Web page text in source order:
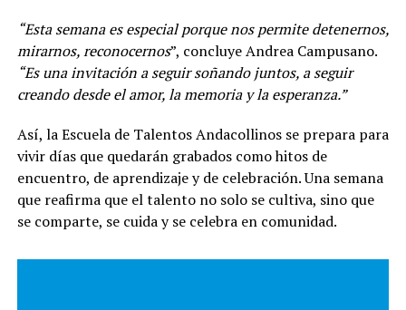
“Esta semana es especial porque nos permite detenernos,
mirarnos, reconocernos”, concluye Andrea Campusano.
“Es una invitación a seguir soñando juntos, a seguir
creando desde el amor, la memoria y la esperanza.”
Así, la Escuela de Talentos Andacollinos se prepara para
vivir días que quedarán grabados como hitos de
encuentro, de aprendizaje y de celebración. Una semana
que reafirma que el talento no solo se cultiva, sino que
se comparte, se cuida y se celebra en comunidad.